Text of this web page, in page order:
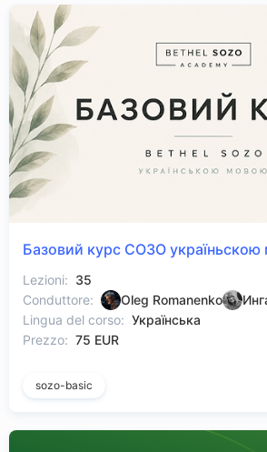
Базовий курс СОЗО
Lezioni: 35
Conduttore:
Oleg Romanenko
Lingua del corso: Українська
Prezzo: 75 EUR
sozo-basic